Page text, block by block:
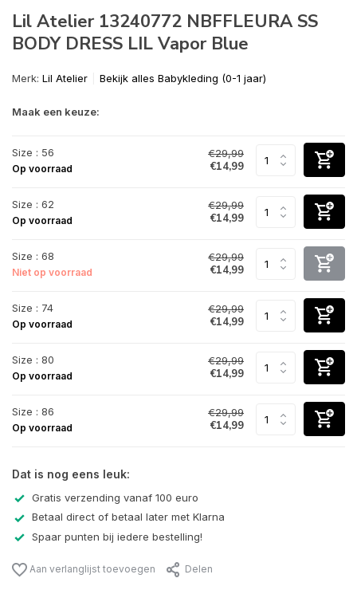
Lil Atelier 13240772 NBFFLEURA SS
BODY DRESS LIL Vapor Blue
Merk: Lil Atelier Bekijk alles Babykleding (0-1 jaar)
Maak een keuze:
Size : 56
Op voorraad
€29,99
€14,99
Size : 62
Op voorraad
€29,99
€14,99
Size : 68
Niet op voorraad
€29,99
€14,99
Size : 74
Op voorraad
€29,99
€14,99
Size : 80
Op voorraad
€29,99
€14,99
Size : 86
Op voorraad
€29,99
€14,99
Dat is nog eens leuk:
Gratis verzending vanaf 100 euro
Betaal direct of betaal later met Klarna
Spaar punten bij iedere bestelling!
Aan verlanglijst toevoegen Delen